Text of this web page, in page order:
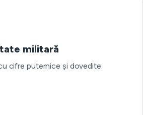
militară
cifre puternice și dovedite.